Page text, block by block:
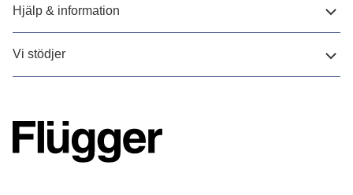
Hjälp & information
Vi stödjer